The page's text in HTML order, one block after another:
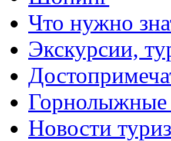
Что нужно
Экскурсии,
Горнолыжные
Новости